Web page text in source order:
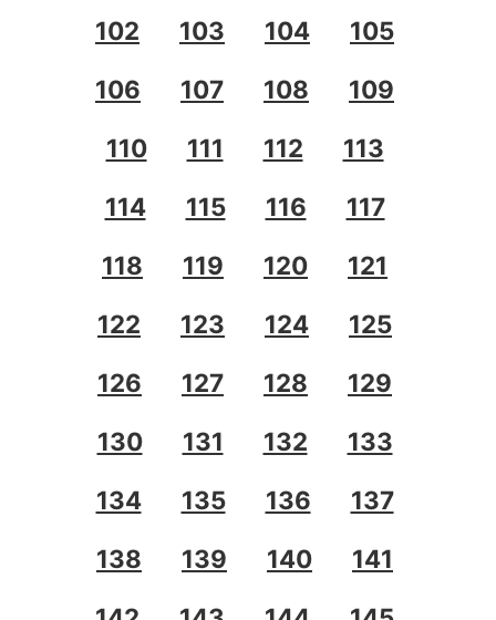
102
103 104
105
106
107 108
109
110
111 112
113
114
115 116
117
118
119 120
121
122
123 124
125
126
127 128
129
130
131 132
133
134
135 136
137
138
139 140
141